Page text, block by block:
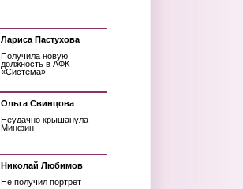
Лариса Пастухова
Получила новую
должность в АФК
«Система»
Ольга Свинцова
Неудачно крышанула
Минфин
Николай Любимов
Не получил портрет